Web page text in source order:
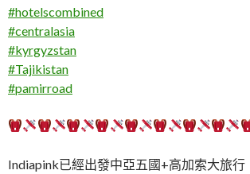
#hotelscombined
#centralasia
#kyrgyzstan
#Tajikistan
#pamirroad
Indiapink已經出發中亞五國+高加索大旅行